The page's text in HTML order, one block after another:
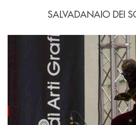
SALVADANAIO DEI